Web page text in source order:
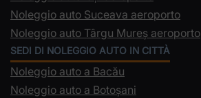
Noleggio auto Suceava aeroporto
Noleggio auto Târgu Mureș aeroporto
SEDI DI NOLEGGIO AUTO IN CITTÀ
Noleggio auto a Bacău
Noleggio auto a Botoșani